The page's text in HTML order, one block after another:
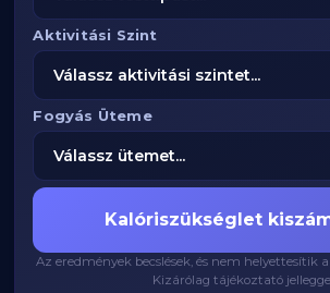
Aktivitási Szint
Fogyás Üteme
Kalóriszükséglet
Az eredmények becslések, és nem helyettesítik
Kizárólag tájékoztató